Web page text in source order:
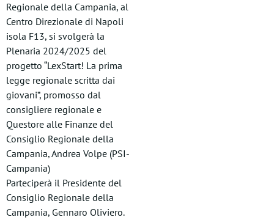
Regionale della Campania, al
Centro Direzionale di Napoli
isola F13, si svolgerà la
Plenaria 2024/2025 del
progetto “LexStart! La prima
legge regionale scritta dai
giovani”, promosso dal
consigliere regionale e
Questore alle Finanze del
Consiglio Regionale della
Campania, Andrea Volpe (PSI-
Campania)
Parteciperà il Presidente del
Consiglio Regionale della
Campania, Gennaro Oliviero.